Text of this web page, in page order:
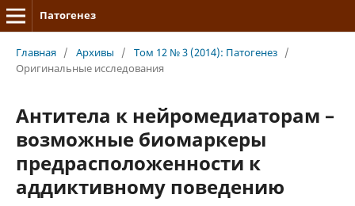
Патогенез
Главная / Архивы / Том 12 № 3 (2014): Патогенез /
Оригинальные исследования
Антитела к нейромедиаторам –
возможные биомаркеры
предрасположенности к
аддиктивному поведению